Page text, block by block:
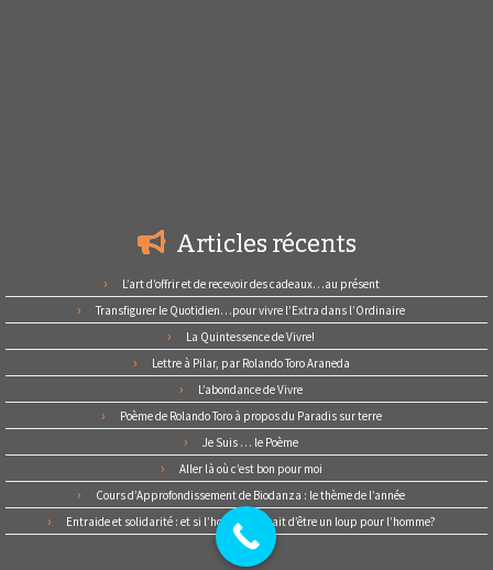
Articles récents
L’art d’offrir et de recevoir des cadeaux…au présent
Transfigurer le Quotidien…pour vivre l’Extra dans l’Ordinaire
La Quintessence de Vivre!
Lettre à Pilar, par Rolando Toro Araneda
L’abondance de Vivre
Poème de Rolando Toro à propos du Paradis sur terre
Je Suis … le Poème
Aller là où c’est bon pour moi
Cours d’Approfondissement de Biodanza : le thème de l’année
Entraide et solidarité : et si l’homme cessait d’être un loup pour l’homme?